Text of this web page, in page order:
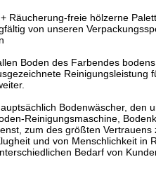
Räucherung-freie hölzerne
von unseren
Boden des Farbendes
Reinigungsleistung
Bodenwäscher, den
Reinigungsmaschine,
zum des größten
und von Menschlichkeit in
Bedarf von